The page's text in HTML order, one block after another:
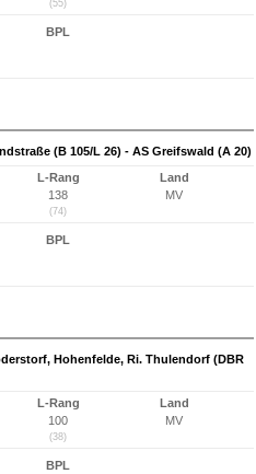
(55)
BPL
(B 105/L 26) - AS Greifswald (A 20)
L-Rang
138
(74)
Land
MV
BPL
Hohenfelde, Ri. Thulendorf (DBR
L-Rang
100
(38)
Land
MV
BPL